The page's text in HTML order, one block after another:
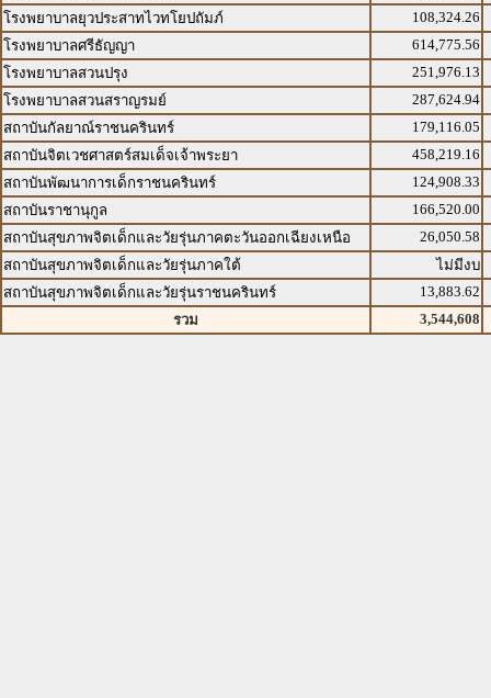
โรงพยาบาลยุวประสาทไวทโยปถัมภ์
108,324.26
โรงพยาบาลศรีธัญญา
614,775.56
โรงพยาบาลสวนปรุง
251,976.13
โรงพยาบาลสวนสราญรมย์
287,624.94
สถาบันกัลยาณ์ราชนครินทร์
179,116.05
สถาบันจิตเวชศาสตร์สมเด็จเจ้าพระยา
458,219.16
สถาบันพัฒนาการเด็กราชนครินทร์
124,908.33
สถาบันราชานุกูล
166,520.00
สถาบันสุขภาพจิตเด็กและวัยรุ่นภาคตะวันออกเฉียงเหนือ
26,050.58
สถาบันสุขภาพจิตเด็กและวัยรุ่นภาคใต้
ไม่มีงบ
สถาบันสุขภาพจิตเด็กและวัยรุ่นราชนครินทร์
13,883.62
รวม
3,544,608